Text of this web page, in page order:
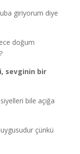
giriyorum diye
doğum
sevginin bir
bile açığa
çünkü